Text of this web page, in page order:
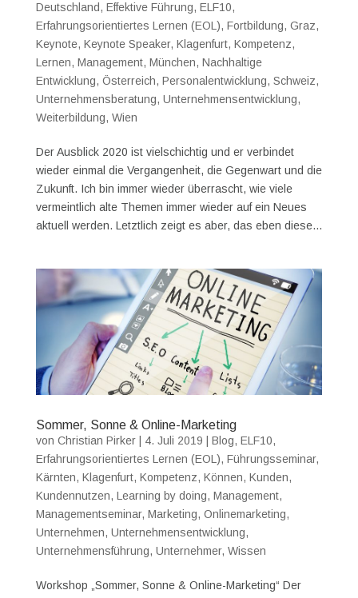
Deutschland, Effektive Führung, ELF10,
Erfahrungsorientiertes Lernen (EOL), Fortbildung, Graz,
Keynote, Keynote Speaker, Klagenfurt, Kompetenz,
Lernen, Management, München, Nachhaltige
Entwicklung, Österreich, Personalentwicklung, Schweiz,
Unternehmensberatung, Unternehmensentwicklung,
Weiterbildung, Wien
Der Ausblick 2020 ist vielschichtig und er verbindet
wieder einmal die Vergangenheit, die Gegenwart und die
Zukunft. Ich bin immer wieder überrascht, wie viele
vermeintlich alte Themen immer wieder auf ein Neues
aktuell werden. Letztlich zeigt es aber, das eben diese...
Sommer, Sonne & Online-Marketing
von Christian Pirker| 4. Juli 2019 Blog, ELF10,
Erfahrungsorientiertes Lernen (EOL), Führungsseminar,
Kärnten, Klagenfurt, Kompetenz, Können, Kunden,
Kundennutzen, Learning by doing, Management,
Managementseminar, Marketing, Onlinemarketing,
Unternehmen, Unternehmensentwicklung,
Unternehmensführung, Unternehmer, Wissen
Workshop „Sommer, Sonne & Online-Marketing“ Der